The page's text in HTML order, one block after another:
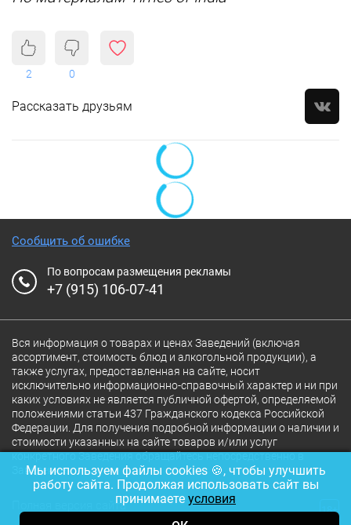
2 0
Рассказать друзьям
Сообщить об ошибке
По вопросам размещения рекламы
+7 (915) 106-07-41
Вся информация о товарах и ценах Заведений (включая
ассортимент, стоимость блюд и алкогольной продукции), а
также услугах, предоставленная на сайте, носит
исключительно информационно-справочный характер и ни при
каких условиях не является публичной офертой, определяемой
положениями статьи 437 Гражданского кодекса Российской
Федерации. Для получения подробной информации о наличии и
стоимости указанных на сайте товаров и/или услуг
конкретного Заведения обращайтесь непосредственно в
Заведение.
Полная версия сайта 18+
Мы используем файлы cookies 🍪, чтобы улучшить
работу сайта. Продолжая использовать сайт вы
принимаете условия